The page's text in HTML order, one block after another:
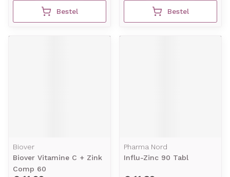
Bestel Bestel
Biover
Biover Vitamine C + Zink
Comp 60
Pharma Nord
Influ-Zinc 90 Tabl